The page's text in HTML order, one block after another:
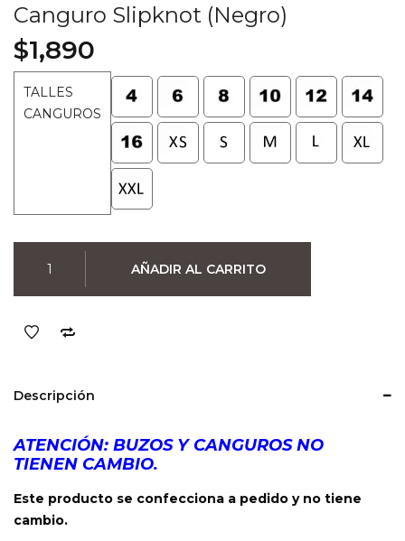
Canguro Slipknot (Negro)
$1,890
TALLES
CANGUROS
Slipknot
(Negro)
AÑADIR AL CARRITO
Descripción
ATENCIÓN: BUZOS Y CANGUROS NO
TIENEN CAMBIO.
Este producto se confecciona a pedido y no tiene
cambio.